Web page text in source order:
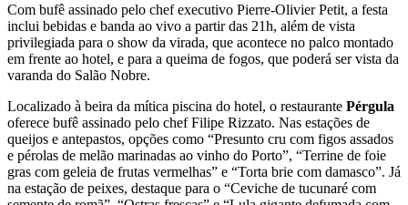
Com bufê assinado pelo chef executivo Pierre-Olivier Petit, a festa
inclui bebidas e banda ao vivo a partir das 21h, além de vista
privilegiada para o show da virada, que acontece no palco montado
em frente ao hotel, e para a queima de fogos, que poderá ser vista da
varanda do Salão Nobre.
Localizado à beira da mítica piscina do hotel, o restaurante Pérgula
oferece bufê assinado pelo chef Filipe Rizzato. Nas estações de
queijos e antepastos, opções como “Presunto cru com figos assados
e pérolas de melão marinadas ao vinho do Porto”, “Terrine de foie
gras com geleia de frutas vermelhas” e “Torta brie com damasco”. Já
na estação de peixes, destaque para o “Ceviche de tucunaré com